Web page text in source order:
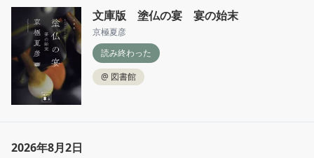
文庫版 塗仏の宴 宴の始末
京極夏彦
読み終わった
@ 図書館
2026年8月2日